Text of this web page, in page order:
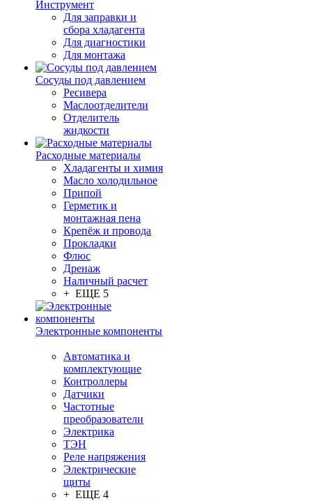
Инструмент
Для заправки и
сбора хладагента
Для диагностики
Для монтажа
Сосуды под давлением
Ресивера
Маслоотделители
Отделитель
жидкости
Расходные материалы
Хладагенты и химия
Масло холодильное
Припой
Герметик и
монтажная пена
Крепёж и провода
Прокладки
Флюс
Дренаж
Наличный расчет
+ ЕЩЕ 5
Электронные компоненты
Автоматика и
комплектующие
Контроллеры
Датчики
Частотные
преобразователи
Электрика
ТЭН
Реле напряжения
Электрические
щиты
+ ЕЩЕ 4